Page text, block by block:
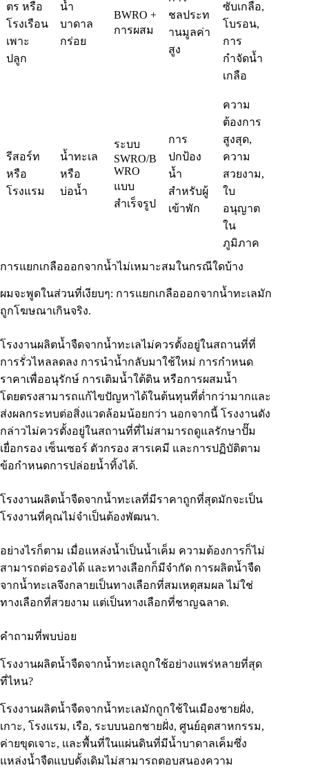
ตร หรือ
โรงเรือน
เพาะ
ปลูก
น้ำ
บาดาล
กร่อย
BWRO +
การผสม
ชลประท
านมูลค่า
สูง
ซับเกลือ,
โบรอน,
การ
กำจัดน้ำ
เกลือ
รีสอร์ท
หรือ
โรงแรม
น้ำทะเล
หรือ
บ่อน้ำ
ระบบ
SWRO/B
WRO
แบบ
สำเร็จรูป
การ
ปกป้อง
น้ำ
สำหรับผู้
เข้าพัก
ความ
ต้องการ
สูงสุด,
ความ
สวยงาม,
ใบ
อนุญาต
ใน
ภูมิภาค
การแยกเกลือออกจากน้ำไม่เหมาะสมในกรณีใดบ้าง
ผมจะพูดในส่วนที่เงียบๆ: การแยกเกลือออกจากน้ำทะเลมัก
ถูกโฆษณาเกินจริง.
โรงงานผลิตน้ำจืดจากน้ำทะเลไม่ควรตั้งอยู่ในสถานที่ที่
การรั่วไหลลดลง การนำน้ำกลับมาใช้ใหม่ การกำหนด
ราคาเพื่ออนุรักษ์ การเติมน้ำใต้ดิน หรือการผสมน้ำ
โดยตรงสามารถแก้ไขปัญหาได้ในต้นทุนที่ต่ำกว่ามากและ
ส่งผลกระทบต่อสิ่งแวดล้อมน้อยกว่า นอกจากนี้ โรงงานดัง
กล่าวไม่ควรตั้งอยู่ในสถานที่ที่ไม่สามารถดูแลรักษาปั๊ม
เยื่อกรอง เซ็นเซอร์ ตัวกรอง สารเคมี และการปฏิบัติตาม
ข้อกำหนดการปล่อยน้ำทิ้งได้.
โรงงานผลิตน้ำจืดจากน้ำทะเลที่มีราคาถูกที่สุดมักจะเป็น
โรงงานที่คุณไม่จำเป็นต้องพัฒนา.
อย่างไรก็ตาม เมื่อแหล่งน้ำเป็นน้ำเค็ม ความต้องการก็ไม่
สามารถต่อรองได้ และทางเลือกก็มีจำกัด การผลิตน้ำจืด
จากน้ำทะเลจึงกลายเป็นทางเลือกที่สมเหตุสมผล ไม่ใช่
ทางเลือกที่สวยงาม แต่เป็นทางเลือกที่ชาญฉลาด.
คำถามที่พบบ่อย
โรงงานผลิตน้ำจืดจากน้ำทะเลถูกใช้อย่างแพร่หลายที่สุด
ที่ไหน?
โรงงานผลิตน้ำจืดจากน้ำทะเลมักถูกใช้ในเมืองชายฝั่ง,
เกาะ, โรงแรม, เรือ, ระบบนอกชายฝั่ง, ศูนย์อุตสาหกรรม,
ค่ายขุดเจาะ, และพื้นที่ในแผ่นดินที่มีน้ำบาดาลเค็มซึ่ง
แหล่งน้ำจืดแบบดั้งเดิมไม่สามารถตอบสนองความ